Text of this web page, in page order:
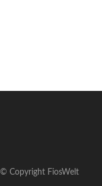
© Copyright FiosWelt